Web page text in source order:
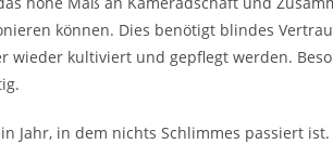
können. Dies benötigt blindes
wieder kultiviert und gepflegt werden.
Jahr, in dem nichts Schlimmes passiert ist.